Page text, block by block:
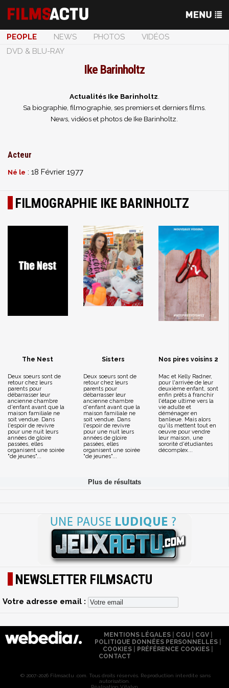
PEOPLE NEWS PHOTOS
VIDÉOS
DVD & BLU-RAY
Ike Barinholtz
Actualités Ike Barinholtz
Sa biographie, filmographie, ses premiers et derniers films.
News, vidéos et photos de Ike Barinholtz.
Acteur
Né le : 18 Février 1977
FILMOGRAPHIE IKE BARINHOLTZ
The Nest
Deux soeurs sont de
retour chez leurs
parents pour
débarrasser leur
ancienne chambre
d'enfant avant que la
maison familiale ne
soit vendue. Dans
l'espoir de revivre
pour une nuit leurs
années de gloire
passées, elles
organisent une soirée
"de jeunes"...
Sisters
Deux soeurs sont de
retour chez leurs
parents pour
débarrasser leur
ancienne chambre
d'enfant avant que la
maison familiale ne
soit vendue. Dans
l'espoir de revivre
pour une nuit leurs
années de gloire
passées, elles
organisent une soirée
"de jeunes"...
Nos pires voisins 2
Mac et Kelly Radner,
pour l'arrivée de leur
deuxième enfant, sont
enfin prêts à franchir
l'étape ultime vers la
vie adulte et
déménager en
banlieue. Mais alors
qu'ils mettent tout en
oeuvre pour vendre
leur maison, une
sororité d'étudiantes
décomplex...
NEWSLETTER FILMSACTU
Votre adresse email :
MENTIONS LÉGALES| CGU| CGV|
POLITIQUE DONNÉES PERSONNELLES
COOKIES
PRÉFÉRENCE COOKIES
CONTACT
© 2007-2026 Filmsactu .com. Tous droits réservés. Reproduction interdite sans
autorisation.
Réalisation Vitalyn